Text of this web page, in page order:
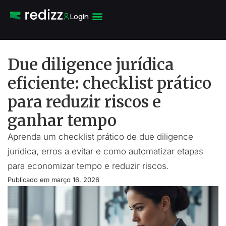
Login
Due diligence jurídica
eficiente: checklist prático
para reduzir riscos e
ganhar tempo
Aprenda um checklist prático de due diligence
jurídica, erros a evitar e como automatizar etapas
para economizar tempo e reduzir riscos.
Publicado em março 16, 2026